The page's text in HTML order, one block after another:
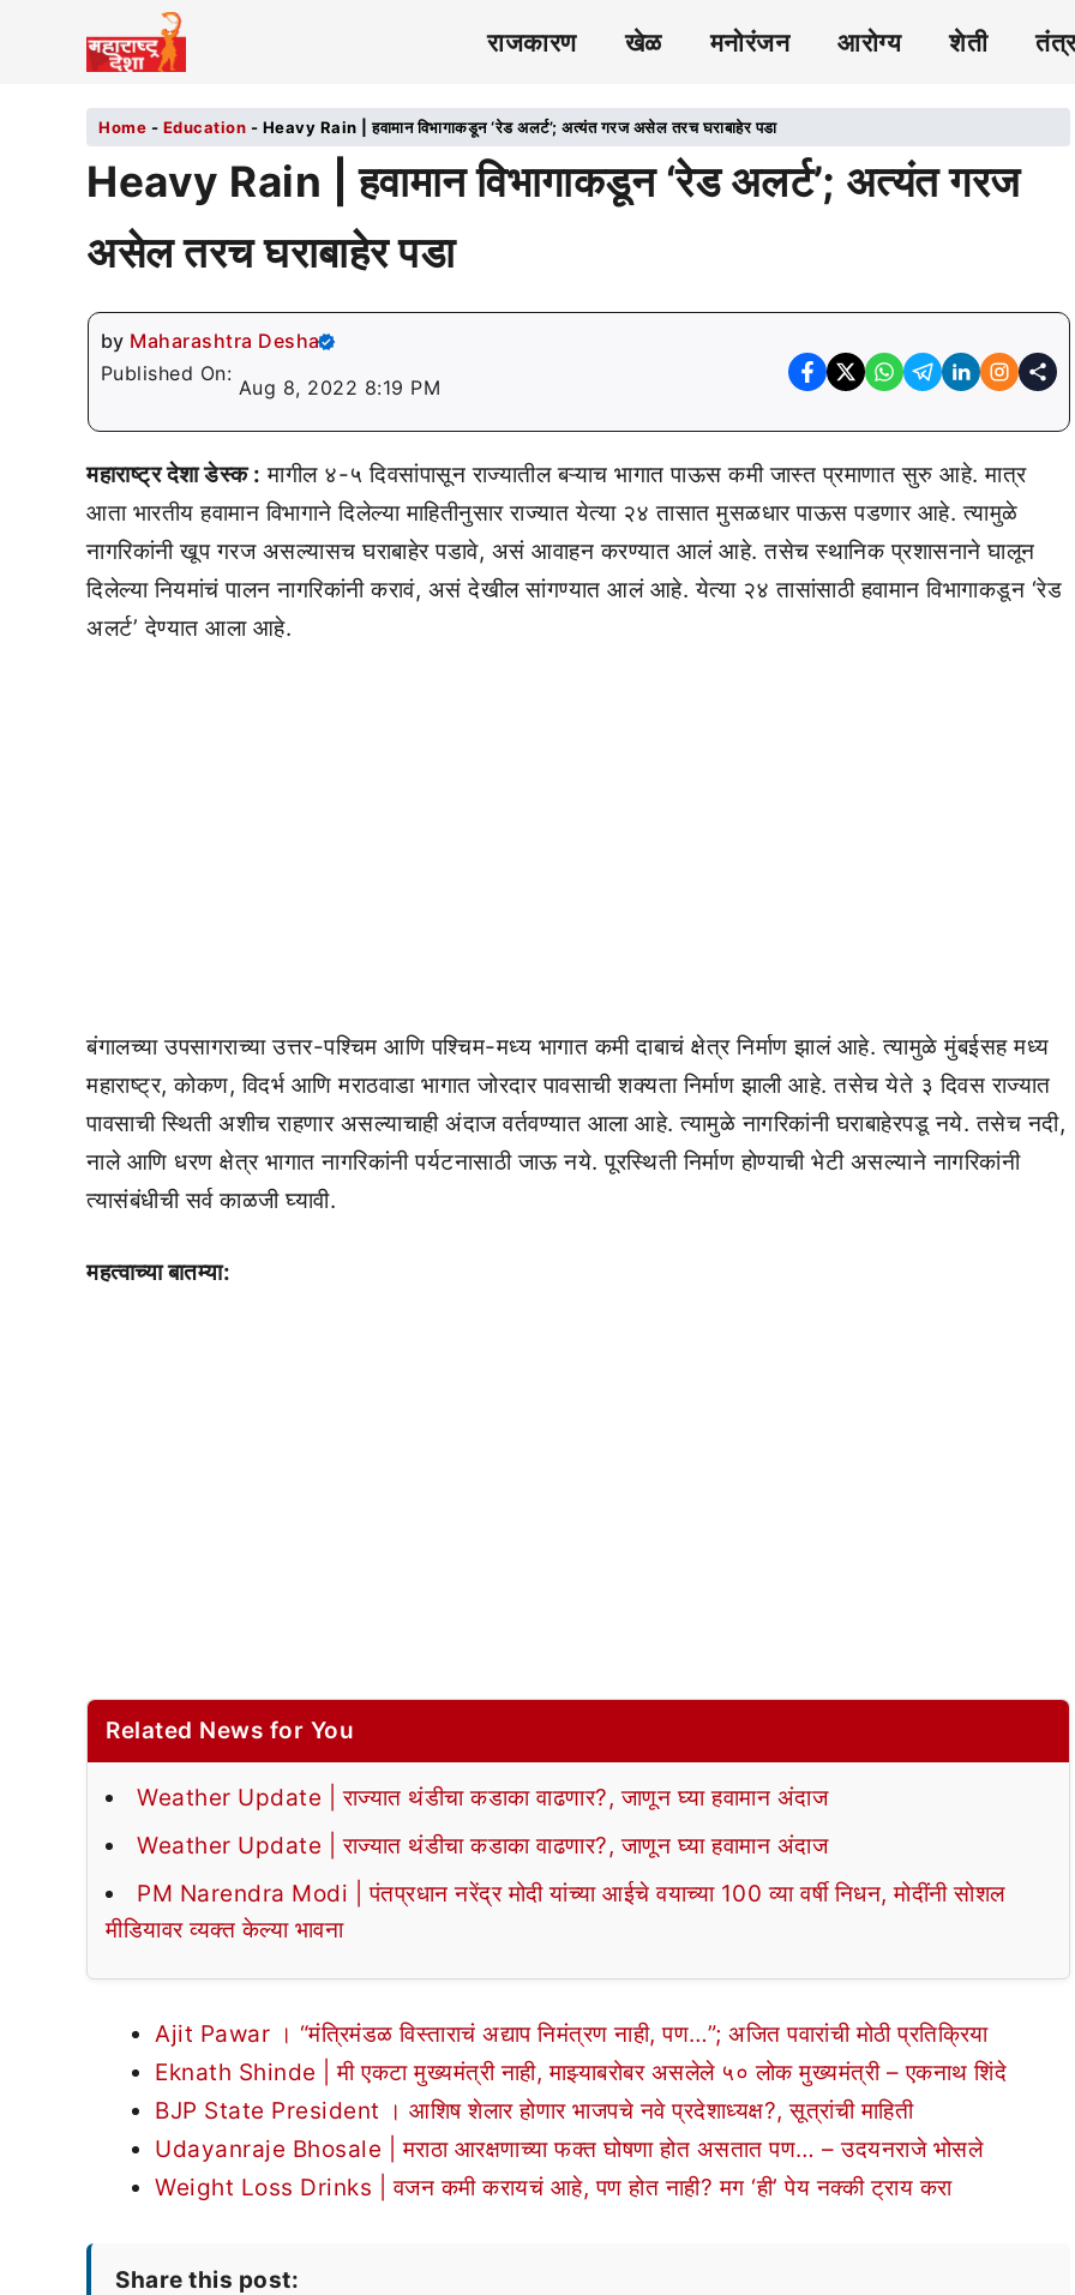
राजकारण खेळ मनोरंजन आरोग्य शेती
Home - Education - Heavy Rain | हवामान विभागाकडून ‘रेड अलर्ट’; अत्यंत गरज असेल तरच घराबाहेर पडा
Heavy Rain | हवामान विभागाकडून ‘रेड अलर्ट’; अत्यंत गरज
असेल तरच घराबाहेर पडा
by Maharashtra Desha
Published On:
Aug 8, 2022 8:19 PM
महाराष्ट्र देशा डेस्क : मागील ४-५ दिवसांपासून राज्यातील बऱ्याच भागात पाऊस कमी जास्त प्रमाणात सुरु आहे. मात्र
आता भारतीय हवामान विभागाने दिलेल्या माहितीनुसार राज्यात येत्या २४ तासात मुसळधार पाऊस पडणार आहे. त्यामुळे
नागरिकांनी खूप गरज असल्यासच घराबाहेर पडावे, असं आवाहन करण्यात आलं आहे. तसेच स्थानिक प्रशासनाने घालून
दिलेल्या नियमांचं पालन नागरिकांनी करावं, असं देखील सांगण्यात आलं आहे. येत्या २४ तासांसाठी हवामान विभागाकडून ‘रेड
अलर्ट’ देण्यात आला आहे.
बंगालच्या उपसागराच्या उत्तर-पश्चिम आणि पश्चिम-मध्य भागात कमी दाबाचं क्षेत्र निर्माण झालं आहे. त्यामुळे मुंबईसह मध्य
महाराष्ट्र, कोकण, विदर्भ आणि मराठवाडा भागात जोरदार पावसाची शक्यता निर्माण झाली आहे. तसेच येते ३ दिवस राज्यात
पावसाची स्थिती अशीच राहणार असल्याचाही अंदाज वर्तवण्यात आला आहे. त्यामुळे नागरिकांनी घराबाहेरपडू नये. तसेच नदी,
नाले आणि धरण क्षेत्र भागात नागरिकांनी पर्यटनासाठी जाऊ नये. पूरस्थिती निर्माण होण्याची भेटी असल्याने नागरिकांनी
त्यासंबंधीची सर्व काळजी घ्यावी.
महत्वाच्या बातम्या:
Related News for You
Weather Update | राज्यात थंडीचा कडाका वाढणार?, जाणून घ्या हवामान अंदाज
Weather Update | राज्यात थंडीचा कडाका वाढणार?, जाणून घ्या हवामान अंदाज
PM Narendra Modi | पंतप्रधान नरेंद्र मोदी यांच्या आईचे वयाच्या 100 व्या वर्षी निधन, मोदींनी सोशल
मीडियावर व्यक्त केल्या भावना
Ajit Pawar । “मंत्रिमंडळ विस्ताराचं अद्याप निमंत्रण नाही, पण…”; अजित पवारांची मोठी प्रतिक्रिया
Eknath Shinde | मी एकटा मुख्यमंत्री नाही, माझ्याबरोबर असलेले ५० लोक मुख्यमंत्री – एकनाथ शिंदे
BJP State President । आशिष शेलार होणार भाजपचे नवे प्रदेशाध्यक्ष?, सूत्रांची माहिती
Udayanraje Bhosale | मराठा आरक्षणाच्या फक्त घोषणा होत असतात पण… – उदयनराजे भोसले
Weight Loss Drinks | वजन कमी करायचं आहे, पण होत नाही? मग ‘ही’ पेय नक्की ट्राय करा
Share this post: